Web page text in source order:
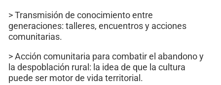
> Transmisión de conocimiento entre
generaciones: talleres, encuentros y acciones
comunitarias.
> Acción comunitaria para combatir el abandono y
la despoblación rural: la idea de que la cultura
puede ser motor de vida territorial.